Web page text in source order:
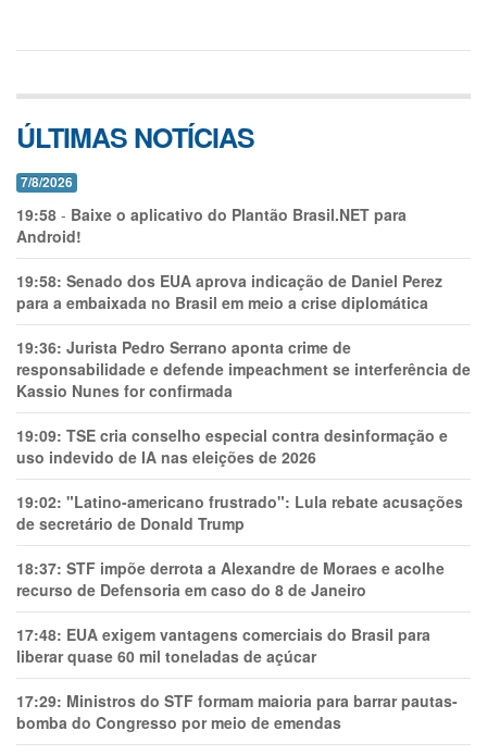
ÚLTIMAS NOTÍCIAS
7/8/2026
19:58 - Baixe o aplicativo do Plantão Brasil.NET para
Android!
19:58: Senado dos EUA aprova indicação de Daniel Perez
para a embaixada no Brasil em meio a crise diplomática
19:36: Jurista Pedro Serrano aponta crime de
responsabilidade e defende impeachment se interferência de
Kassio Nunes for confirmada
19:09: TSE cria conselho especial contra desinformação e
uso indevido de IA nas eleições de 2026
19:02: "Latino-americano frustrado": Lula rebate acusações
de secretário de Donald Trump
18:37: STF impõe derrota a Alexandre de Moraes e acolhe
recurso de Defensoria em caso do 8 de Janeiro
17:48: EUA exigem vantagens comerciais do Brasil para
liberar quase 60 mil toneladas de açúcar
17:29: Ministros do STF formam maioria para barrar pautas-
bomba do Congresso por meio de emendas